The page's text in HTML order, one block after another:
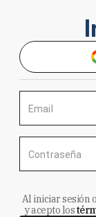
Email
Contraseña
Al iniciar sesión
y acepto los